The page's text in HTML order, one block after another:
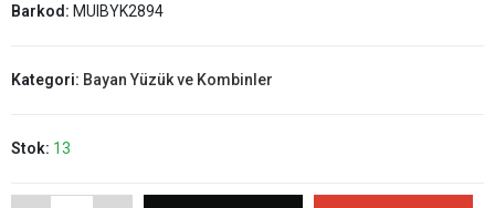
Barkod: MUIBYK2894
Kategori: Bayan Yüzük ve Kombinler
Stok: 13